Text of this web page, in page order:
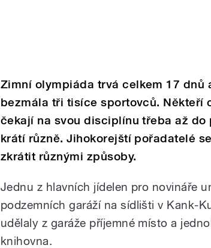
Zimní olympiáda trvá celkem 17 dnů
bezmála tři tisíce sportovců. Někteří
čekají na svou disciplínu třeba až
krátí různě. Jihokorejští pořadatelé
zkrátit různými způsoby.
Jednu z hlavních jídelen pro novináře
podzemních garáží na sídlišti v Kank-
udělaly z garáže příjemné místo a
knihovna.